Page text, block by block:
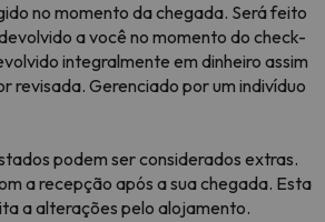
no momento da chegada. Será feito
a você no momento do check-
integralmente em dinheiro assim
revisada. Gerenciado por um indivíduo
podem ser considerados extras.
a recepção após a sua chegada. Esta
a alterações pelo alojamento.